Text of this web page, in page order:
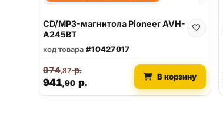
CD/MP3-магнитола Pioneer AVH-
A245BT
код товара #10427017
941,90 р.
974,87р.
В корзину